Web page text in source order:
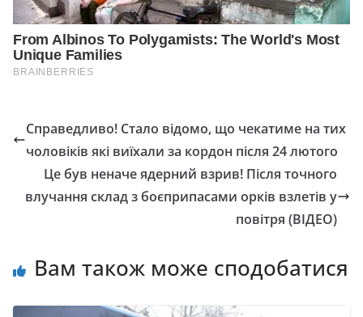
Справедливо! Стало відомо, що чекатиме на тих
чоловіків які виїхали за кордон після 24 лютого
Це був неначе ядерний взрив! Після точного
влучання склад з боєприпасами орків взлетів у
повітря (ВІДЕО)
Вам також може сподобатися